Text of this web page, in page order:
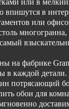
или в мелкий
впишутся в
или
на фабрике
в каждой
потрясающий
обои для